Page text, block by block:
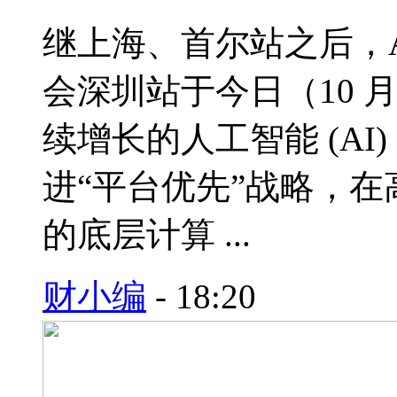
继上海、首尔站之后，
会深圳站于今日（10
续增长的人工智能
进“平台优先”战略，
的底层计算 ...
财小编 - 18:20